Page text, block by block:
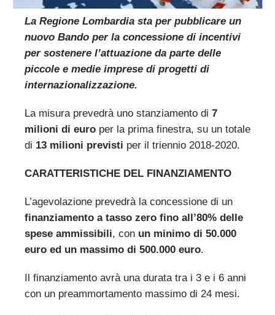
La Regione Lombardia sta per pubblicare un
nuovo Bando per la concessione di incentivi
per sostenere l’attuazione da parte delle
piccole e medie imprese di progetti di
internazionalizzazione.
La misura prevedrà uno stanziamento di 7
milioni di europer la prima finestra, su un totale
di 13 milioni previsti per il triennio 2018-2020.
CARATTERISTICHE DEL FINANZIAMENTO
L’agevolazione prevedrà la concessione di un
finanziamento a tasso zero fino all’80% delle
spese ammissibili, con un minimo di 50.000
euro ed un massimo di 500.000 euro.
Il finanziamento avrà una durata tra i 3 e i 6 anni
con un preammortamento massimo di 24 mesi.